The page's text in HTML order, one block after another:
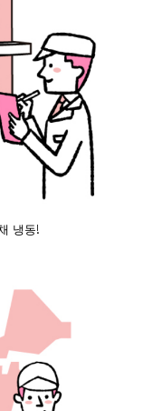
냉동!